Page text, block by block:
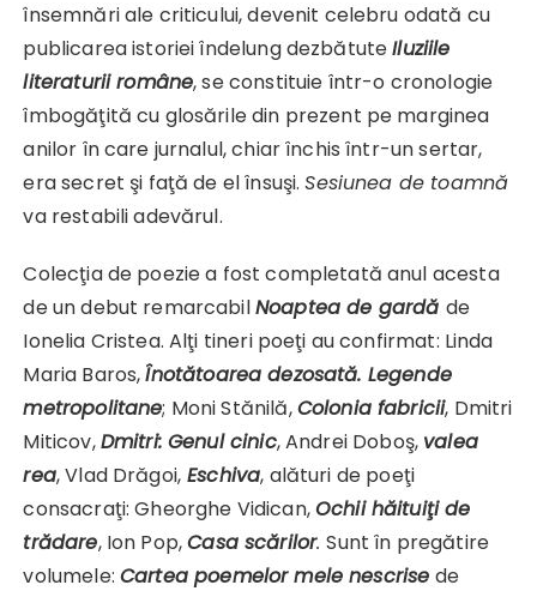
însemnări ale criticului, devenit celebru odată cu
publicarea istoriei îndelung dezbătuteIluziile
literaturii române, se constituie într-o cronologie
îmbogăţită cu glosările din prezent pe marginea
anilor în care jurnalul, chiar închis într-un sertar,
era secret şi faţă de el însuşi.Sesiunea de toamnă
va restabili adevărul.
Colecţia de poezie a fost completată anul acesta
de un debut remarcabilNoaptea de gardă de
Ionelia Cristea. Alţi tineri poeţi au confirmat: Linda
Maria Baros,Înotătoarea dezosată. Legende
metropolitane; Moni Stănilă,Colonia fabricii, Dmitri
Miticov,Dmitri: Genul cinic, Andrei Doboş, valea
rea, Vlad Drăgoi, Eschiva, alături de poeţi
consacraţi: Gheorghe Vidican,Ochii hăituiţi de
trădare, Ion Pop,Casa scărilor.Sunt în pregătire
volumele: Cartea poemelor mele nescrise de